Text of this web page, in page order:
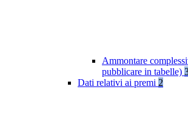
Ammontare
pubblicare in tabelle)
Dati relativi ai premi 2